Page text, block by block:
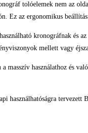
tolóelemek nem az
Ez az ergonomikus
kronográfnak és
mellett vagy
masszív használathoz és
használhatóságra tervezett